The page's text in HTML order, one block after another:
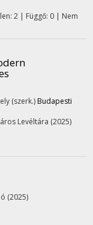
2 | Függő: 0 | Nem
(szerk.) Budapesti
Levéltára (2025)
(2025)